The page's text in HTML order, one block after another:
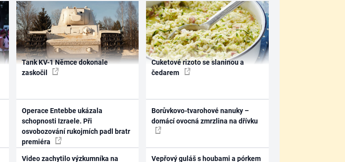
Tank KV-1 Němce dokonale
zaskočil
Operace Entebbe ukázala
schopnosti Izraele. Při
osvobozování rukojmích padl bratr
premiéra
Video zachytilo výzkumníka na
Cuketové rizoto se slaninou a
čedarem
Borůvkovo-tvarohové nanuky –
domácí ovocná zmrzlina na dřívku
Vepřový guláš s houbami a pórkem